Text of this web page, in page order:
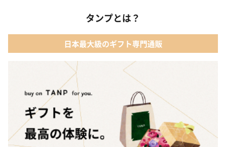
タンプとは？
日本最大級のギフト専門通販